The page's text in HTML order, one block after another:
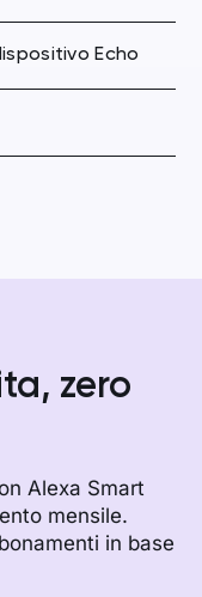
Echo
serviziozero
Alexa Smart
mensile.
in base